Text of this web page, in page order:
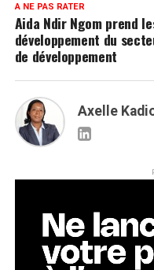
A NE PAS RATER
Aida Ndir Ngom prend
développement du
de développement
Axelle